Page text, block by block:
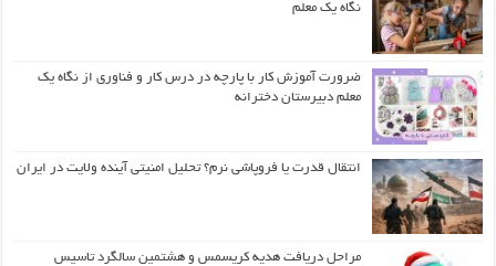
نگاه یک معلم
ضرورت آموزش کار با پارچه در درس کار و فناوری از نگاه یک
معلم دبیرستان دخترانه
انتقال قدرت یا فروپاشی نرم؟ تحلیل امنیتی آینده ولایت در ایران
مراحل دریافت هدیه کریسمس و هشتمین سالگرد تاسیس